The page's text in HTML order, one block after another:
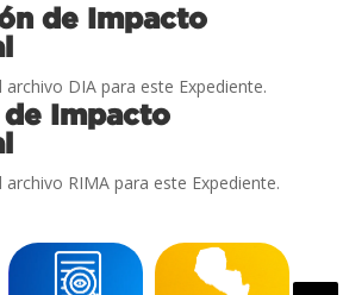
de Impacto
DIA para este Expediente.
Impacto
RIMA para este Expediente.